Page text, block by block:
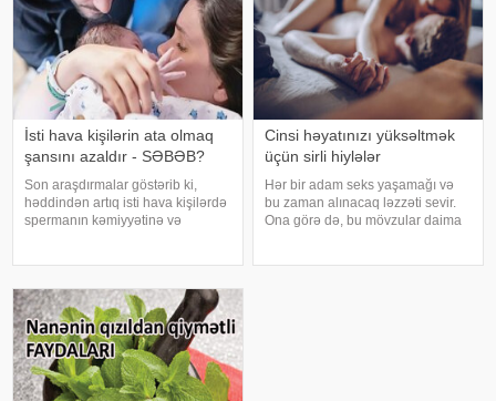
İsti hava kişilərin ata olmaq
şansını azaldır - SƏBƏB?
Son araşdırmalar göstərib ki,
həddindən artıq isti hava kişilərdə
spermanın kəmiyyətinə və
alınan sperma nümunələri
sayəsind
Cinsi həyatınızı yüksəltmək
üçün sirli hiylələr
Hər bir adam seks yaşamağı və
bu zaman alınacaq ləzzəti sevir.
Ona görə də, bu mövzular daima